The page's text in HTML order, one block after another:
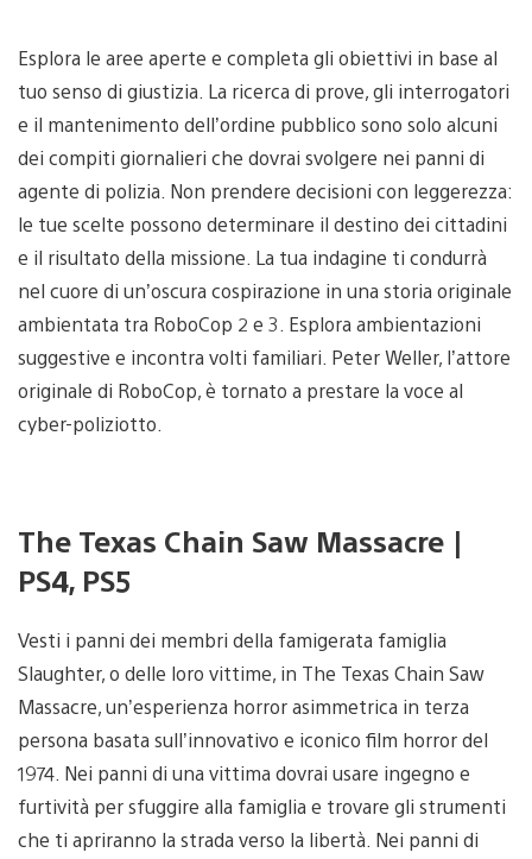
Esplora le aree aperte e completa gli obiettivi in base al
tuo senso di giustizia. La ricerca di prove, gli interrogatori
e il mantenimento dell’ordine pubblico sono solo alcuni
dei compiti giornalieri che dovrai svolgere nei panni di
agente di polizia. Non prendere decisioni con leggerezza:
le tue scelte possono determinare il destino dei cittadini
e il risultato della missione. La tua indagine ti condurrà
nel cuore di un’oscura cospirazione in una storia originale
ambientata tra RoboCop 2 e 3. Esplora ambientazioni
suggestive e incontra volti familiari. Peter Weller, l’attore
originale di RoboCop, è tornato a prestare la voce al
cyber-poliziotto.
The Texas Chain Saw Massacre |
PS4, PS5
Vesti i panni dei membri della famigerata famiglia
Slaughter, o delle loro vittime, in The Texas Chain Saw
Massacre, un’esperienza horror asimmetrica in terza
persona basata sull’innovativo e iconico film horror del
1974. Nei panni di una vittima dovrai usare ingegno e
furtività per sfuggire alla famiglia e trovare gli strumenti
che ti apriranno la strada verso la libertà. Nei panni di